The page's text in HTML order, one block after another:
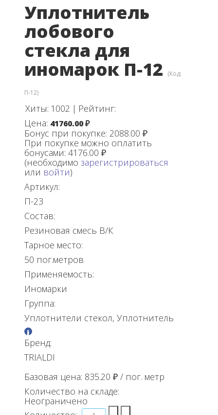
Уплотнитель
лобового
стекла для
иномарок П-12 (Код:
П-12)
Хиты: 1002 | Рейтинг:
Цена: 41760.00 ₽
Бонус при покупке: 2088.00 ₽
При покупке можно оплатить
бонусами: 4176.00 ₽
(необходимо зарегистрироваться
или войти)
Артикул:
П-23
Состав:
Резиновая смесь В/К
Тарное место:
50 пог.метров
Применяемость:
Иномарки
Группа:
Уплотнители стекол, Уплотнитель
Бренд:
TRIALDI
Базовая цена: 835.20 ₽ / пог. метр
Количество на складе:
Неограничено